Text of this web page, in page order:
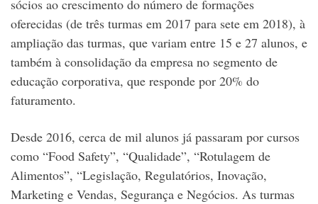
sócios ao crescimento do número de formações
oferecidas (de três turmas em 2017 para sete em 2018), à
ampliação das turmas, que variam entre 15 e 27 alunos, e
também à consolidação da empresa no segmento de
educação corporativa, que responde por 20% do
faturamento.
Desde 2016, cerca de mil alunos já passaram por cursos
como “Food Safety”, “Qualidade”, “Rotulagem de
Alimentos”, “Legislação, Regulatórios, Inovação,
Marketing e Vendas, Segurança e Negócios. As turmas